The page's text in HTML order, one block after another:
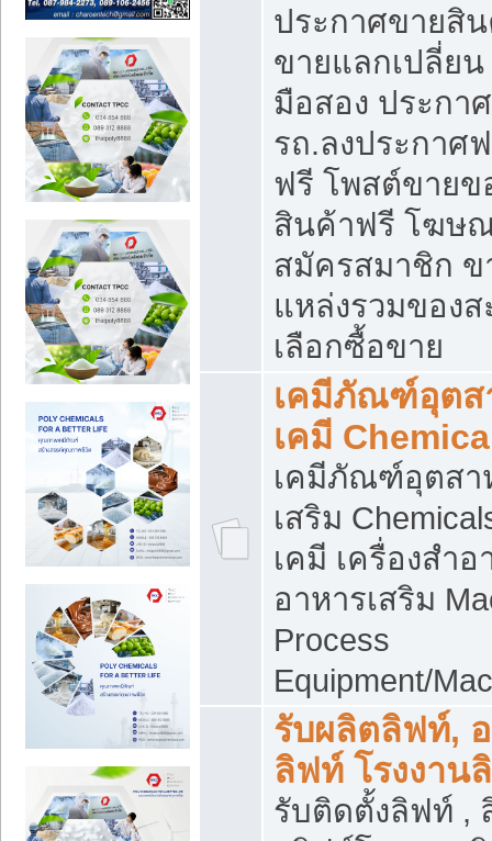
ประกาศขายสิ
ขายแลกเปลี่ย
มือสอง ประกา
รถ.ลงประกาศ
ฟรี โพสต์ขาย
สินค้าฟรี โฆษ
สมัครสมาชิก ข
แหล่งรวมของ
เลือกซื้อขาย
เคมีภัณฑ์อุตส
เคมี
เคมีภัณฑ์อุตสา
เสริม
เคมี เครื่องสำ
อาหารเสริม
Process
Equipment/
รับผลิตลิฟท์,
ลิฟท์ โรงงาน
รับติดตั้งลิฟท์ ,